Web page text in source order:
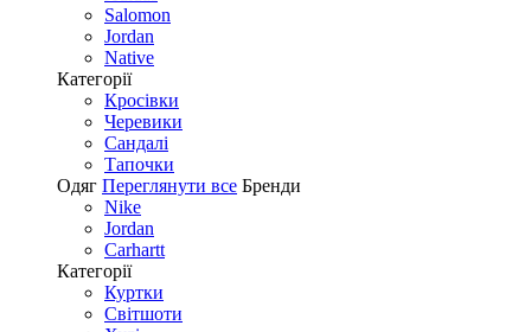
Salomon
Jordan
Native
Категорії
Кросівки
Черевики
Сандалі
Tапочки
Одяг Переглянути все Бренди
Nike
Jordan
Carhartt
Категорії
Куртки
Світшоти